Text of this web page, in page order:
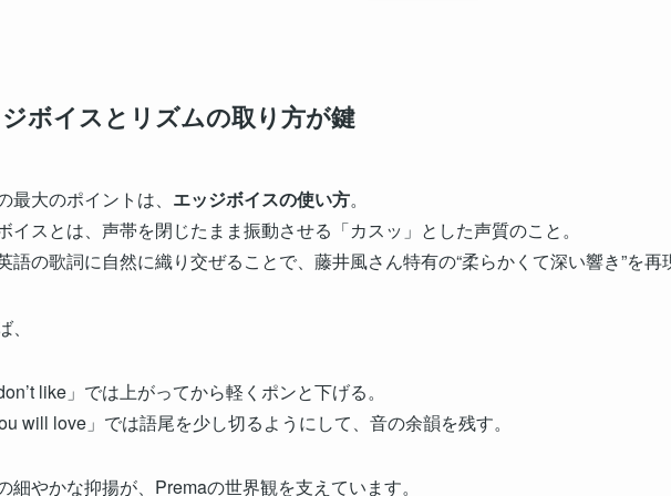
ボイスとリズムの取り方が鍵
最大のポイントは、 エッジボイスの使い方。
イスとは、声帯を閉じたまま振動させる「カスッ」とした声質のこと。
語の歌詞に自然に織り交ぜることで、藤井風さん特有の“柔らかくて深い響き”を再
don’t like」では上がってから軽くポンと下げる。
will love」では語尾を少し切るようにして、音の余韻を残す。
細やかな抑揚が、Premaの世界観を支えています。